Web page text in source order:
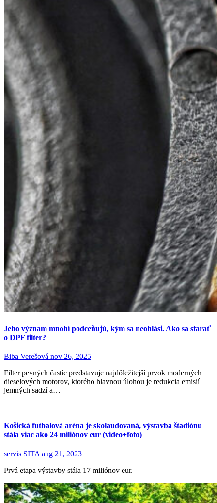
Jeho význam mnohí podceňujú, kým sa neohlási. Ako sa starať
o DPF filter?
Biba Verešová nov 26, 2025
Filter pevných častíc predstavuje najdôležitejší prvok moderných
dieselových motorov, ktorého hlavnou úlohou je redukcia emisií
jemných sadzí a…
Košická futbalová aréna je skolaudovaná, výstavba štadiónu
stála viac ako 24 miliónov eur (video+foto)
servis SITA aug 21, 2023
Prvá etapa výstavby stála 17 miliónov eur.